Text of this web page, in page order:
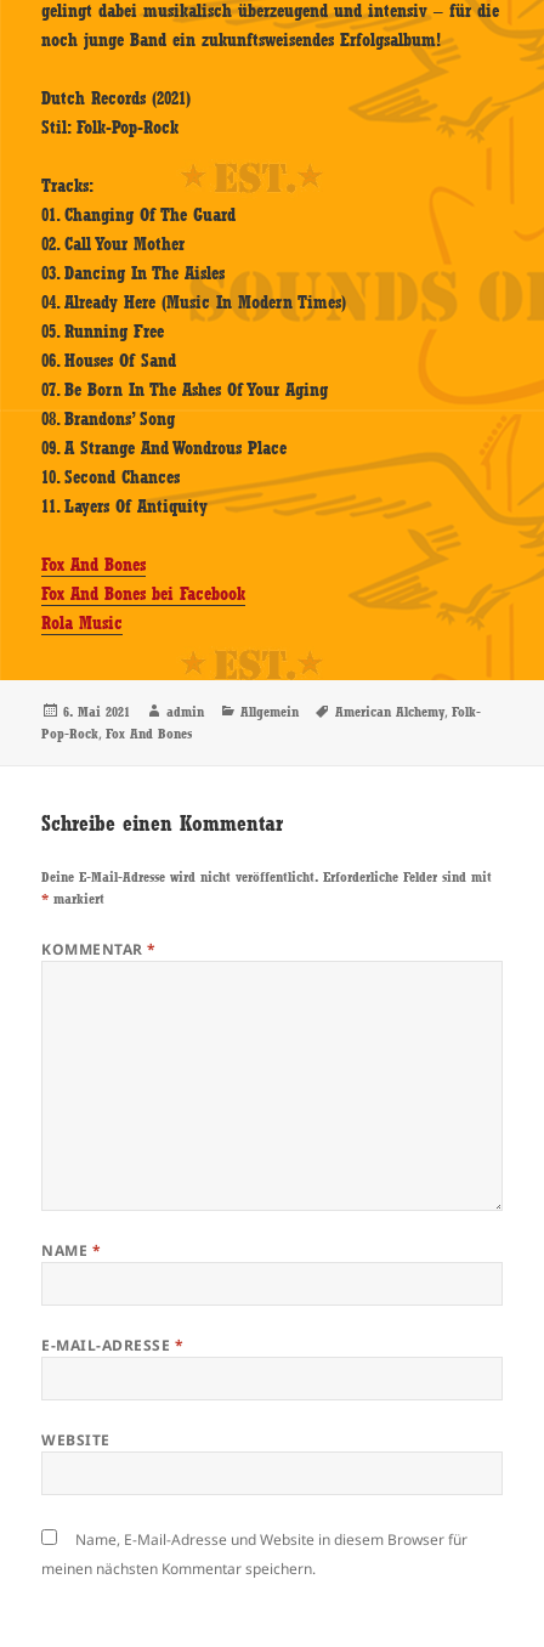
gelingt dabei musikalisch überzeugend und intensiv – für die
noch junge Band ein zukunftsweisendes Erfolgsalbum!
Dutch Records (2021)
Stil: Folk-Pop-Rock
Tracks:
01. Changing Of The Guard
02. Call Your Mother
03. Dancing In The Aisles
04. Already Here (Music In Modern Times)
05. Running Free
06. Houses Of Sand
07. Be Born In The Ashes Of Your Aging
08. Brandons’ Song
09. A Strange And Wondrous Place
10. Second Chances
11. Layers Of Antiquity
Fox And Bones
Fox And Bones bei Facebook
Rola Music
Veröffentlicht
am
6. Mai 2021 Autor
admin Kategorien
Allgemein Schlagwörter
American Alchemy,Folk-
Pop-Rock,Fox And Bones
Schreibe einen Kommentar
Deine E-Mail-Adresse wird nicht veröffentlicht. Erforderliche Felder sind mit
* markiert
KOMMENTAR*
NAME *
E-MAIL-ADRESSE *
WEBSITE
Name, E-Mail-Adresse und Website in diesem Browser für
meinen nächsten Kommentar speichern.